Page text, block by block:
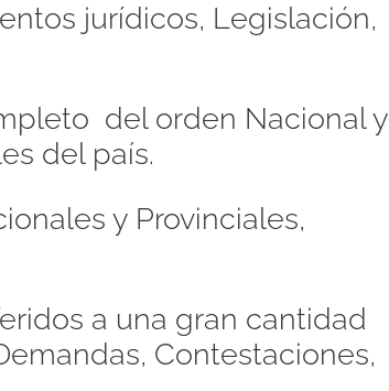
jurídicos, Legislación,
del orden Nacional y
del país.
y Provinciales,
a una gran cantidad
Contestaciones,